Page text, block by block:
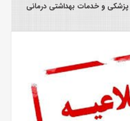
پزشکی و خدمات بهداشتی درمانی